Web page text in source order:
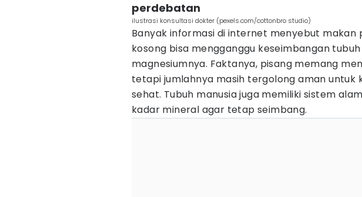
perdebatan
ilustrasi konsultasi dokter (pexels.com/cottonbro studio)
Banyak informasi di internet menyebut makan
kosong bisa mengganggu keseimbangan
magnesiumnya. Faktanya, pisang memang
tetapi jumlahnya masih tergolong aman untuk
sehat. Tubuh manusia juga memiliki sistem
kadar mineral agar tetap seimbang.